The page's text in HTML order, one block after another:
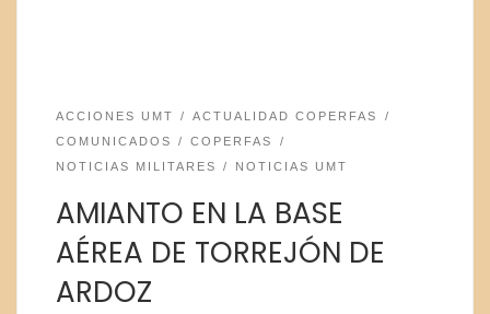
ACCIONES UMT
ACTUALIDAD COPERFAS
COMUNICADOS
COPERFAS
NOTICIAS MILITARES
NOTICIAS UMT
AMIANTO EN LA BASE
AÉREA DE TORREJÓN DE
ARDOZ